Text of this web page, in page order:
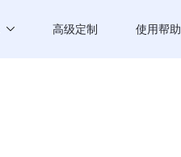
高级定制 使用帮助